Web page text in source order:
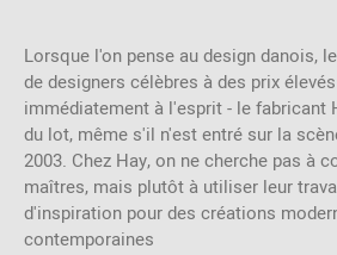
Lorsque l'on pense au design danois,
de designers célèbres à des prix
immédiatement à l'esprit - le fabricant
du lot, même s'il n'est entré sur la
2003. Chez Hay, on ne cherche pas à
maîtres, mais plutôt à utiliser leur
d'inspiration pour des créations
contemporaines